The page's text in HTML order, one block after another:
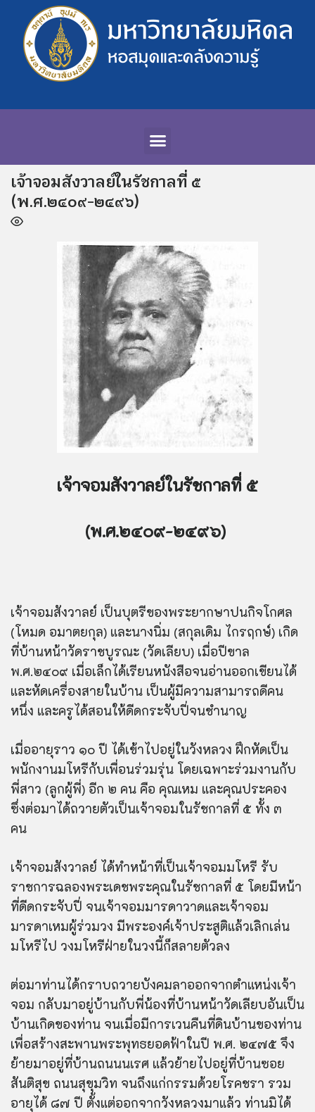
เจ้าจอมสังวาลย์ในรัชกาลที่ ๕
(พ.ศ.๒๔๐๙-๒๔๙๖)
เจ้าจอมสังวาลย์ในรัชกาลที่ ๕
(พ.ศ.๒๔๐๙-๒๔๙๖)
เจ้าจอมสังวาลย์ เป็นบุตรีของพระยากษาปนกิจโกศล
(โหมด อมาตยกุล) และนางนิ่ม (สกุลเดิม ไกรฤกษ์) เกิด
ที่บ้านหน้าวัดราชบูรณะ (วัดเลียบ) เมื่อปีขาล
พ.ศ.๒๔๐๙ เมื่อเล็กได้เรียนหนังสือจนอ่านออกเขียนได้
และหัดเครื่องสายในบ้าน เป็นผู้มีความสามารถดีคน
หนึ่ง และครูได้สอนให้ดีดกระจับปี่จนชำนาญ
เมื่ออายุราว ๑๐ ปี ได้เข้าไปอยู่ในวังหลวง ฝึกหัดเป็น
พนักงานมโหรีกับเพื่อนร่วมรุ่น โดยเฉพาะร่วมงานกับ
พี่สาว (ลูกผู้พี่) อีก ๒ คน คือ คุณเหม และคุณประคอง
ซึ่งต่อมาได้ถวายตัวเป็นเจ้าจอมในรัชกาลที่ ๕ ทั้ง ๓
คน
เจ้าจอมสังวาลย์ ได้ทำหน้าที่เป็นเจ้าจอมมโหรี รับ
ราชการฉลองพระเดชพระคุณในรัชกาลที่ ๕ โดยมีหน้า
ที่ดีดกระจับปี่ จนเจ้าจอมมารดาวาดและเจ้าจอม
มารดาเหมผู้ร่วมวง มีพระองค์เจ้าประสูติแล้วเลิกเล่น
มโหรีไป วงมโหรีฝ่ายในวงนี้ก็สลายตัวลง
ต่อมาท่านได้กราบถวายบังคมลาออกจากตำแหน่งเจ้า
จอม กลับมาอยู่บ้านกับพี่น้องที่บ้านหน้าวัดเลียบอันเป็น
บ้านเกิดของท่าน จนเมื่อมีการเวนคืนที่ดินบ้านของท่าน
เพื่อสร้างสะพานพระพุทธยอดฟ้าในปี พ.ศ. ๒๔๗๕ จึง
ย้ายมาอยู่ที่บ้านถนนนเรศ แล้วย้ายไปอยู่ที่บ้านซอย
สันติสุข ถนนสุขุมวิท จนถึงแก่กรรมด้วยโรคชรา รวม
อายุได้ ๘๗ ปี ตั้งแต่ออกจากวังหลวงมาแล้ว ท่านมิได้